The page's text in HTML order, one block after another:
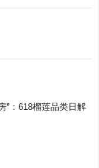
”：618榴莲品类日解